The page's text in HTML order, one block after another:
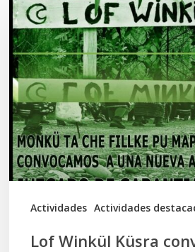
Actividades Actividades
Winkül
Küsra
convoca
a
apoyar
audiencia
en
Juzgado
Lof Winkül Küsra